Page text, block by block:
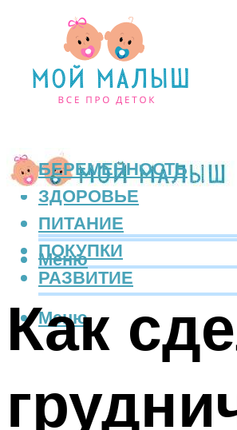
БЕРЕМЕННОСТЬ
ЗДОРОВЬЕ
ПИТАНИЕ
ПОКУПКИ
РАЗВИТИЕ
Меню
Меню
Как